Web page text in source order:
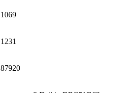
1069
1231
87920